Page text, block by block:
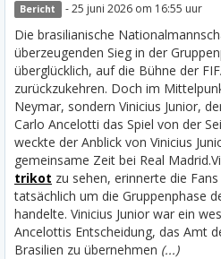
Bericht - 25 juni 2026 om 16:55 uur
Die brasilianische
überzeugenden Sieg in der
überglücklich, auf die Bühne der
zurückzukehren. Doch im
Neymar, sondern Vinicius Junior,
Carlo Ancelotti das Spiel von der
weckte der Anblick von Vinicius
gemeinsame Zeit bei Real Madrid.
trikot zu sehen, erinnerte die
tatsächlich um die Gruppenphase
handelte. Vinicius Junior war ein
Ancelottis Entscheidung, das Amt
Brasilien zu übernehmen (...)